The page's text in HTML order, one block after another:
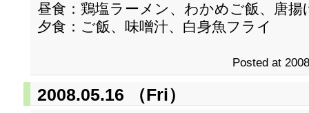
昼食：鶏塩ラーメン、わかめご飯、唐揚
夕食：ご飯、味噌汁、白身魚フライ
Posted at
2008.05.16 （Fri）